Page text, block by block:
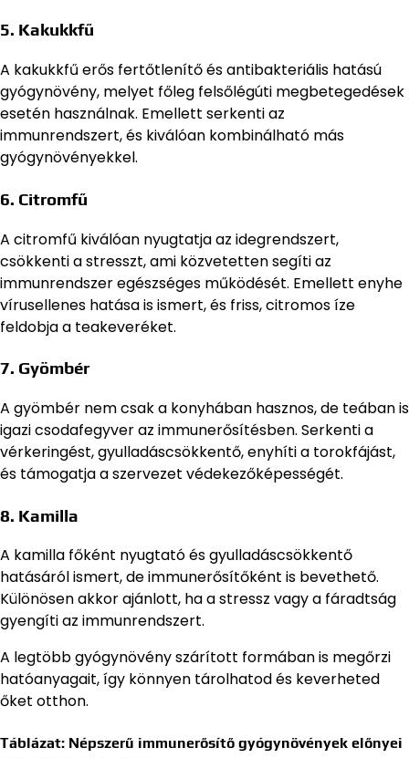
5. Kakukkfű
A kakukkfű erős fertőtlenítő és antibakteriális hatású
gyógynövény, melyet főleg felsőlégúti megbetegedések
esetén használnak. Emellett serkenti az
immunrendszert, és kiválóan kombinálható más
gyógynövényekkel.
6. Citromfű
A citromfű kiválóan nyugtatja az idegrendszert,
csökkenti a stresszt, ami közvetetten segíti az
immunrendszer egészséges működését. Emellett enyhe
vírusellenes hatása is ismert, és friss, citromos íze
feldobja a teakeveréket.
7. Gyömbér
A gyömbér nem csak a konyhában hasznos, de teában is
igazi csodafegyver az immunerősítésben. Serkenti a
vérkeringést, gyulladáscsökkentő, enyhíti a torokfájást,
és támogatja a szervezet védekezőképességét.
8. Kamilla
A kamilla főként nyugtató és gyulladáscsökkentő
hatásáról ismert, de immunerősítőként is bevethető.
Különösen akkor ajánlott, ha a stressz vagy a fáradtság
gyengíti az immunrendszert.
A legtöbb gyógynövény szárított formában is megőrzi
hatóanyagait, így könnyen tárolhatod és keverheted
őket otthon.
Táblázat: Népszerű immunerősítő gyógynövények előnyei